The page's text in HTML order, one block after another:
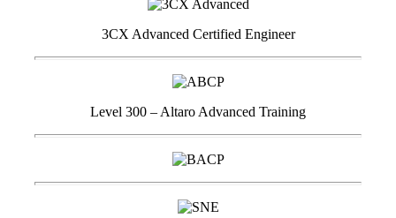
3CX Advanced Certified Engineer
Level 300 – Altaro Advanced Training